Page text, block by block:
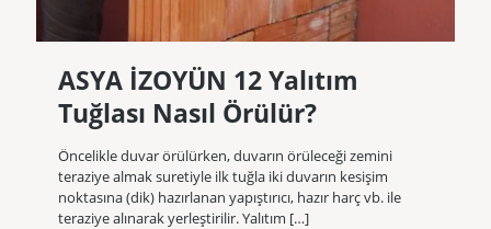
ASYA İZOYÜN 12 Yalıtım
Tuğlası Nasıl Örülür?
Öncelikle duvar örülürken, duvarın örüleceği zemini
teraziye almak suretiyle ilk tuğla iki duvarın kesişim
noktasına (dik) hazırlanan yapıştırıcı, hazır harç vb. ile
teraziye alınarak yerleştirilir. Yalıtım […]